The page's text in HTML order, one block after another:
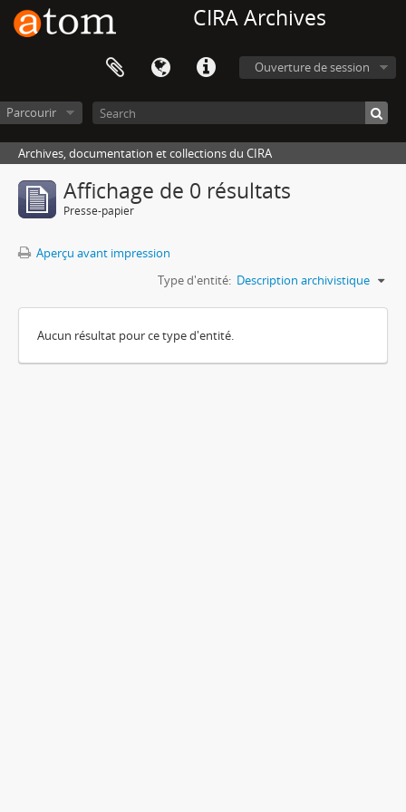
CIRA Archives
Ouverture de session
Parcourir
Archives, documentation et collections du CIRA
Affichage de 0 résultats
Presse-papier
Aperçu avant impression
Type d'entité: Description archivistique
Aucun résultat pour ce type d'entité.